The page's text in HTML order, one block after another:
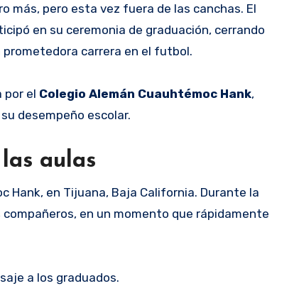
más, pero esta vez fuera de las canchas. El
en su ceremonia de graduación, cerrando
carrera en el futbol.
por el Colegio Alemán Cuauhtémoc Hank,
desempeño escolar.
aulas
Hank, en Tijuana, Baja California. Durante la
en un momento que rápidamente
a los graduados.